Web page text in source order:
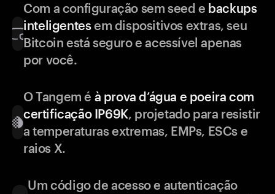
Com a configuração sem seed e backups
inteligentesem dispositivos extras, seu
Bitcoin está seguro e acessível apenas
por você.
O Tangem é à prova d’água e poeira com
certificação IP69K, projetado para resistir
a temperaturas extremas, EMPs, ESCs e
raios X.
Um código de acesso e autenticação